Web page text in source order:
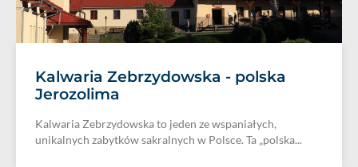
Kalwaria Zebrzydowska - polska
Jerozolima
Kalwaria Zebrzydowska to jeden ze wspaniałych,
unikalnych zabytków sakralnych w Polsce. Ta „polska...